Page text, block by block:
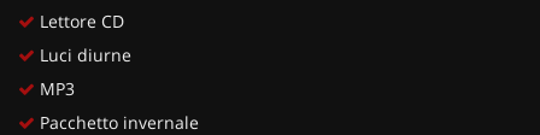
Lettore CD
Luci diurne
MP3
Pacchetto invernale